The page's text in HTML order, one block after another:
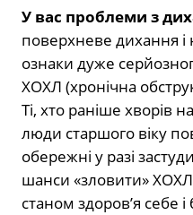
У вас проблеми з
поверхневе дихання і
ознаки дуже
ХОХЛ (хронічна
Ті, хто раніше хворів
люди старшого віку
обережні у разі
шанси «зловити»
станом здоров’я себе